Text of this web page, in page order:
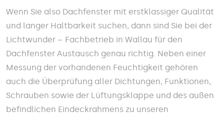
Wenn Sie also Dachfenster mit erstklassiger Qualität
und langer Haltbarkeit suchen, dann sind Sie bei der
Lichtwunder – Fachbetrieb in Wallau für den
Dachfenster Austausch genau richtig. Neben einer
Messung der vorhandenen Feuchtigkeit gehören
auch die Überprüfung aller Dichtungen, Funktionen,
Schrauben sowie der Lüftungsklappe und des außen
befindlichen Eindeckrahmens zu unseren